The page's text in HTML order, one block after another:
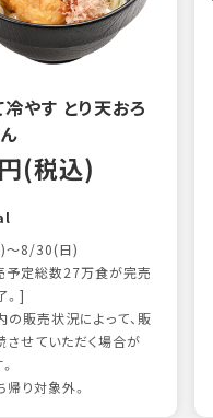
やす とり天おろ
(税込)
～8/30(日)
予定総数27万食が完売
。]
販売状況によって、販
させていただく場合が
り対象外。